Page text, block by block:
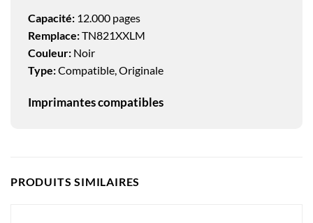
Capacité: 12.000 pages
Remplace:TN821XXLM
Couleur: Noir
Type:Compatible, Originale
Imprimantes compatibles
PRODUITS SIMILAIRES